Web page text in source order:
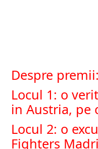
Despre
Locul 1: o
in Austria, pe
Locul 2: o
Fighters